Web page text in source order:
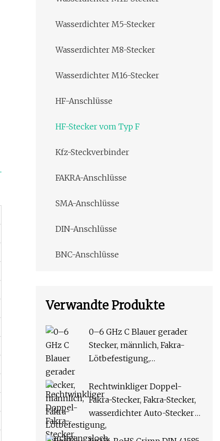
Wasserdichter M5-Stecker
Wasserdichter M8-Stecker
Wasserdichter M16-Stecker
HF-Anschlüsse
HF-Stecker vom Typ F
Kfz-Steckverbinder
FAKRA-Anschlüsse
SMA-Anschlüsse
DIN-Anschlüsse
BNC-Anschlüsse
Verwandte Produkte
0–6 GHz C Blauer gerader
Stecker, männlich, Fakra-
Lötbefestigung,
Leiterplattenmontage,
wasserdichter HF-Stecker,
Auto-Stecker für Kfz-GPS-
Antenne
Rechtwinkliger Doppel-
Fakra-Stecker, Fakra-Stecker,
wasserdichter Auto-Stecker
auf Doppel-Buchse, Radio-